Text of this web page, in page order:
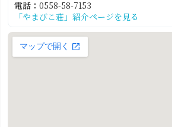
電話： 0558-58-7153
「やまびこ荘」紹介ページを見る